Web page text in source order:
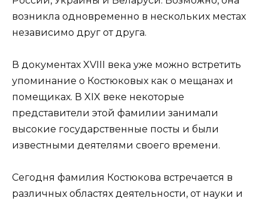
возникла одновременно в нескольких местах
независимо друг от друга.
В документах XVIII века уже можно встретить
упоминание о Костюковых как о мещанах и
помещиках. В XIX веке некоторые
представители этой фамилии занимали
высокие государственные посты и были
известными деятелями своего времени.
Сегодня фамилия Костюкова встречается в
различных областях деятельности, от науки и